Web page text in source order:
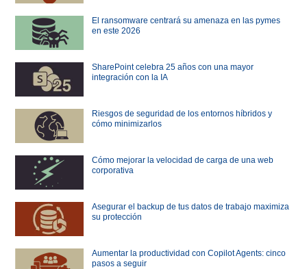
El ransomware centrará su amenaza en las pymes
en este 2026
SharePoint celebra 25 años con una mayor
integración con la IA
Riesgos de seguridad de los entornos híbridos y
cómo minimizarlos
Cómo mejorar la velocidad de carga de una web
corporativa
Asegurar el backup de tus datos de trabajo maximiza
su protección
Aumentar la productividad con Copilot Agents: cinco
pasos a seguir